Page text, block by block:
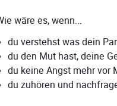
wäre es, wenn...
du verstehst was dein
du den Mut hast, deine
du keine Angst mehr vor
du zuhören und